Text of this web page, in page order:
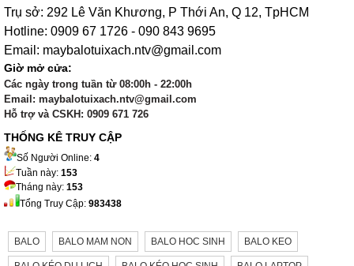
Trụ sở: 292 Lê Văn Khương, P Thới An, Q 12, TpHCM
Hotline: 0909 67 1726 - 090 843 9695
Email: maybalotuixach.ntv@gmail.com
Giờ mở cửa:
Các ngày trong tuần từ 08:00h - 22:00h
Email: maybalotuixach.ntv@gmail.com
Hỗ trợ và CSKH: 0909 671 726
THỐNG KÊ TRUY CẬP
Số Người Online: 4
Tuần này: 153
Tháng này: 153
Tổng Truy Cập: 983438
BALO BALO MAM NON BALO HOC SINH BALO KEO